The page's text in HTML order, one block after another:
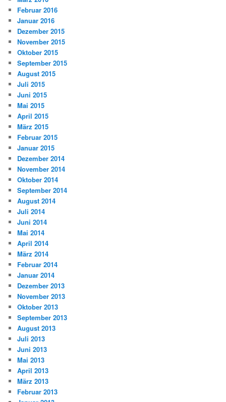
Februar 2016
Januar 2016
Dezember 2015
November 2015
Oktober 2015
September 2015
August 2015
Juli 2015
Juni 2015
Mai 2015
April 2015
März 2015
Februar 2015
Januar 2015
Dezember 2014
November 2014
Oktober 2014
September 2014
August 2014
Juli 2014
Juni 2014
Mai 2014
April 2014
März 2014
Februar 2014
Januar 2014
Dezember 2013
November 2013
Oktober 2013
September 2013
August 2013
Juli 2013
Juni 2013
Mai 2013
April 2013
März 2013
Februar 2013